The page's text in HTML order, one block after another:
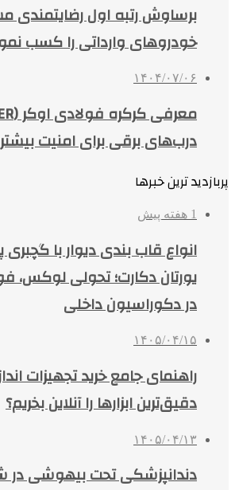
برساوش رتبه اول رضایتمندی
خودروهای وارداتی را کسب
۱۴۰۴/۰۷/۰۶
درب‌های برقی برای امنیت بیشتر
پربازدید ترین خبرها
1 هفته پیش
انواع قاب بندی دیوار با
یورتان دکارت؛ تحولی لوکس،
در دکوراسیون داخلی
۱۴۰۵/۰۴/۱۵
راهنمای جامع خرید تجهیزات
دقیق‌ترین ابزارها را آنلاین بخریم؟
۱۴۰۵/۰۴/۱۳
دندانپزشکی تحت بیهوشی در